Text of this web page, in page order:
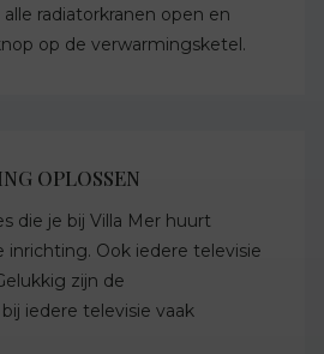
radiatorkranen open en
op de verwarmingsketel.
OPLOSSEN
die je bij Villa Mer huurt
inrichting. Ook iedere televisie
zijn de
bij iedere televisie vaak